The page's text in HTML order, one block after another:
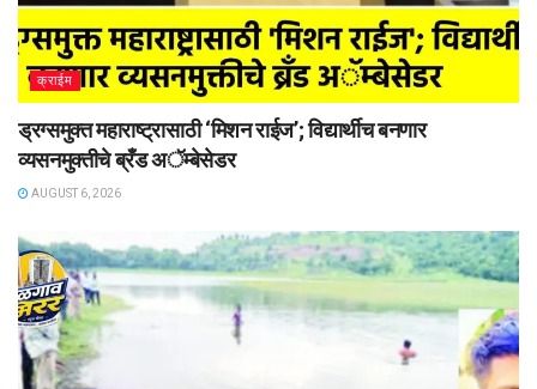
क्राईम
ड्रग्समुक्त महाराष्ट्रासाठी ‘मिशन राईज’; विद्यार्थीच बनणार
व्यसनमुक्तीचे ब्रँड अॅम्बेसेडर
AUGUST 6, 2026